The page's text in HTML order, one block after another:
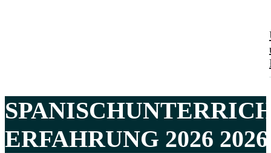
ERFAHRUNG 2026 2026